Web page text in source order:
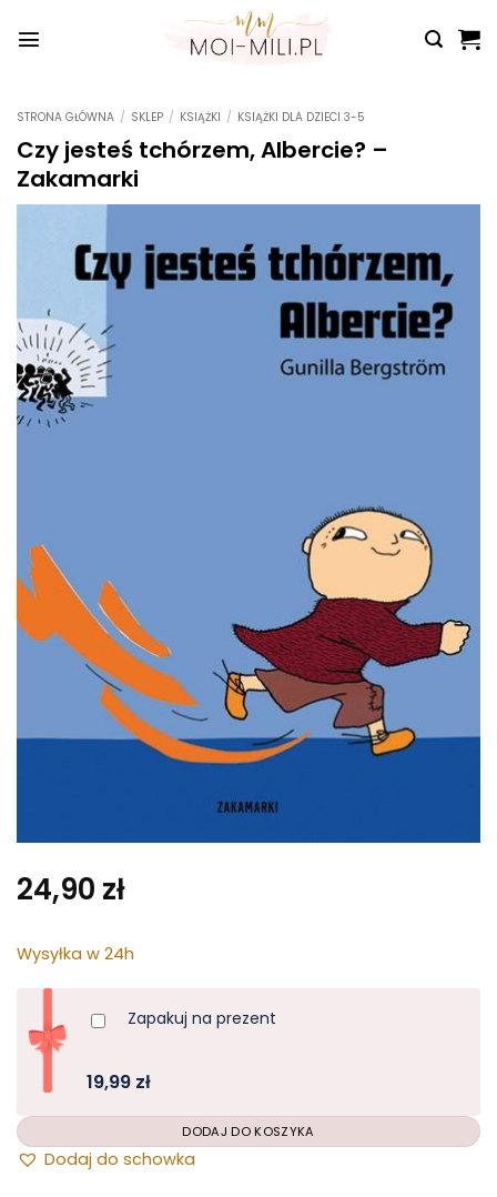
do
STRONA GŁÓWNA / SKLEP / KSIĄŻKI / KSIĄŻKI DLA DZIECI 3-5
Czy jesteś tchórzem, Albercie? –
Zakamarki
24,90 zł
Wysyłka w 24h
Zapakuj na prezent
19,99 zł
Dodaj do schowka